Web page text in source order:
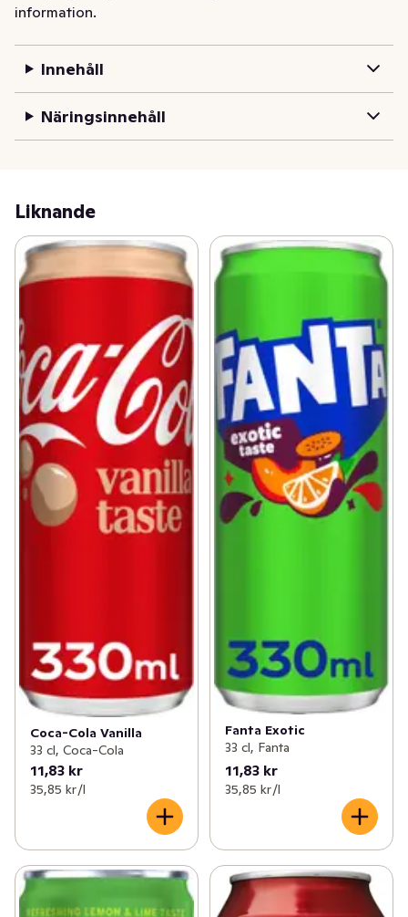
information.
Innehåll
Näringsinnehåll
Liknande
Coca-Cola Vanilla
33 cl, Coca-Cola
11,83 kr
35,85 kr /l
Fanta Exotic
33 cl, Fanta
11,83 kr
35,85 kr /l